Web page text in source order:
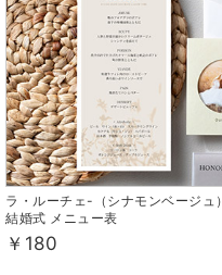
ラ・ルーチェ-（シナモンベージュ）
結婚式 メニュー表
￥180